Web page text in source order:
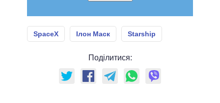
SpaceX Ілон Маск Starship
Поділитися: